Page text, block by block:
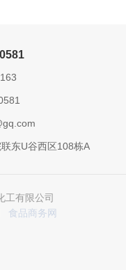
东U谷西区108栋A
工有限公司
食品商务网